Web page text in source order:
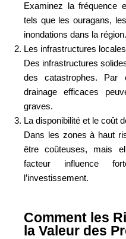
Examinez la fréquence
tels que les ouragans,
inondations dans la région.
Les infrastructures locales
Des infrastructures
des catastrophes. Par
drainage efficaces
graves.
La disponibilité et le coût
Dans les zones à haut
être coûteuses, mais
facteur influence
l’investissement.
Comment les
la Valeur des